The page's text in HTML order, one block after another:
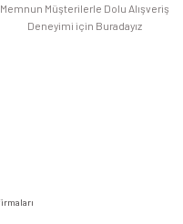
Memnun Müşterilerle Dolu Alışveriş
Deneyimi için Buradayız